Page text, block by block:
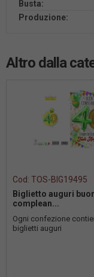
Busta:
Produzione:
Altro dalla
Cod: TOS-BIG19495
Biglietto auguri
complean...
Ogni confezione
biglietti auguri